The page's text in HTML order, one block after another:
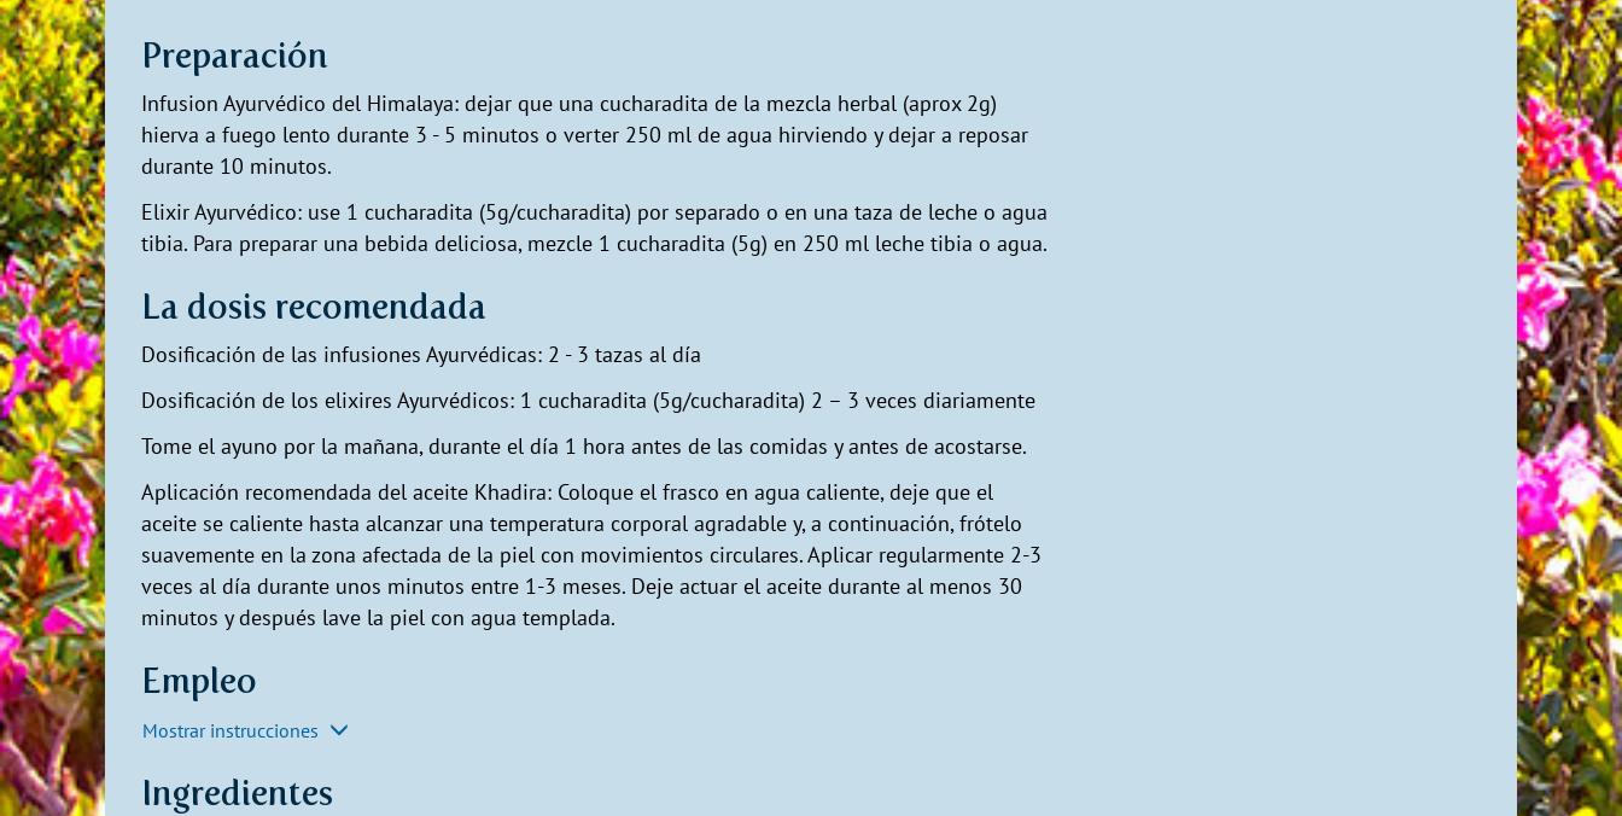
Preparación
Infusion Ayurvédico del Himalaya: dejar que una cucharadita de la mezcla herbal (aprox 2g)
hierva a fuego lento durante 3 - 5 minutos o verter 250 ml de agua hirviendo y dejar a reposar
durante 10 minutos.
Elixir Ayurvédico: use 1 cucharadita (5g/cucharadita) por separado o en una taza de leche o agua
tibia. Para preparar una bebida deliciosa, mezcle 1 cucharadita (5g) en 250 ml leche tibia o agua.
La dosis recomendada
Dosificación de las infusiones Ayurvédicas: 2 - 3 tazas al día
Dosificación de los elixires Ayurvédicos: 1 cucharadita (5g/cucharadita) 2 – 3 veces diariamente
Tome el ayuno por la mañana, durante el día 1 hora antes de las comidas y antes de acostarse.
Aplicación recomendada del aceite Khadira: Coloque el frasco en agua caliente, deje que el
aceite se caliente hasta alcanzar una temperatura corporal agradable y, a continuación, frótelo
suavemente en la zona afectada de la piel con movimientos circulares. Aplicar regularmente 2-3
veces al día durante unos minutos entre 1-3 meses. Deje actuar el aceite durante al menos 30
minutos y después lave la piel con agua templada.
Empleo
Mostrar instrucciones
Ingredientes